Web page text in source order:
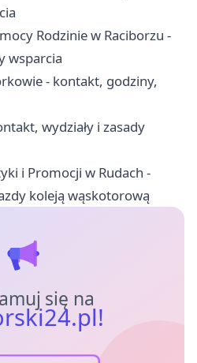
Rodzinie w Raciborzu -
wsparcia
- kontakt, godziny,
wydziały i zasady
i Promocji w Rudach -
koleją wąskotorową
się na